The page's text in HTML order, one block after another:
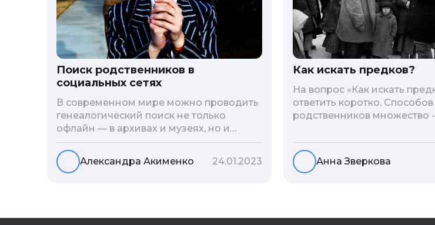
Поиск родственников в
социальных сетях
В современном мире можно проводить
генеалогический поиск не только
офлайн — в архивах и музеях, но и
воспользоваться интернетом. Сегодня
мы расскажем вам как и в каких
социальных сетях можно провести
то, как грамотно построить с ними
Александра Акименко 24.01.2023
Как искать предков?
На вопрос «Как искать
ответить коротко.
родственников множество -
социальные сети, ДНК-
базы. Именно поэтому мы
вас подборку лучших
Анна Зверкова